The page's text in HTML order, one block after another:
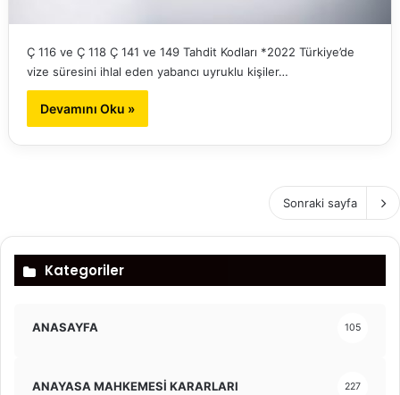
Ç 116 ve Ç 118 Ç 141 ve 149 Tahdit Kodları *2022 Türkiye’de
vize süresini ihlal eden yabancı uyruklu kişiler…
Devamını Oku »
Sonraki sayfa
Kategoriler
ANASAYFA 105
ANAYASA MAHKEMESİ KARARLARI 227